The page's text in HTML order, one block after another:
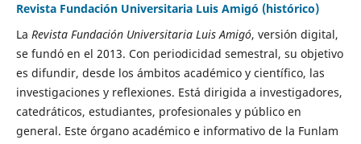
Revista Fundación Universitaria Luis Amigó (histórico)
La Revista Fundación Universitaria Luis Amigó, versión digital,
se fundó en el 2013. Con periodicidad semestral, su objetivo
es difundir, desde los ámbitos académico y científico, las
investigaciones y reflexiones. Está dirigida a investigadores,
catedráticos, estudiantes, profesionales y público en
general. Este órgano académico e informativo de la Funlam